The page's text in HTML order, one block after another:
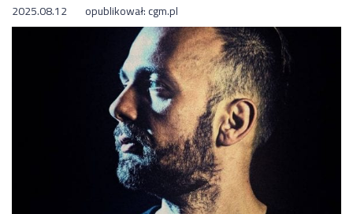
2025.08.12 opublikował:cgm.pl